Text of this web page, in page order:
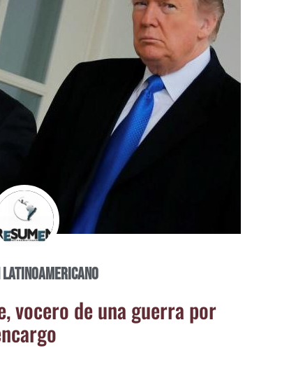
Latinoamericano
voce­ro de una gue­rra por